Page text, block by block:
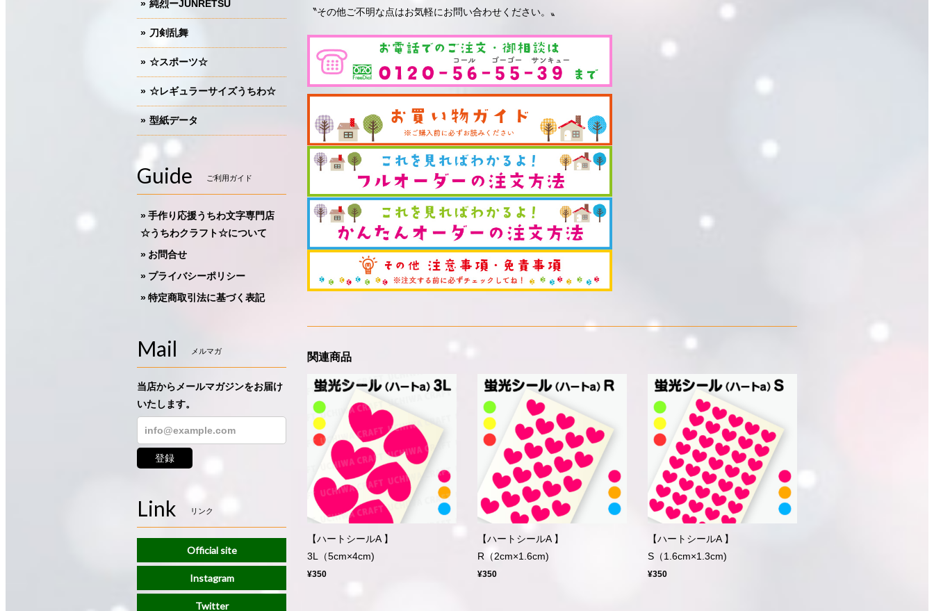
〝その他ご不明な点はお気軽にお問い合わせください。〟
関連商品
【ハートシールA 】
3L（5cm×4cm)
¥350
【ハートシールA 】
R（2cm×1.6cm)
¥350
【ハートシールA 】
S（1.6cm×1.3cm)
¥350
純烈ーJUNRETSU
刀剣乱舞
☆スポーツ☆
☆レギュラーサイズうちわ☆
型紙データ
Guide ご利用ガイド
手作り応援うちわ文字専門店
☆うちわクラフト☆について
お問合せ
プライバシーポリシー
特定商取引法に基づく表記
Mail メルマガ
当店からメールマガジンをお届け
いたします。
登録
Link リンク
Official site
Instagram
Twitter